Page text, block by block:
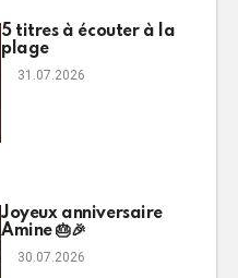
5 titres à écouter à la
plage
31.07.2026
Joyeux anniversaire
Amine 🎂🎉
30.07.2026